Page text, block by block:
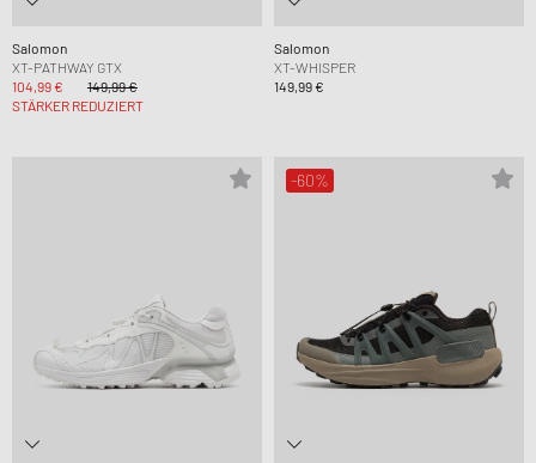
Salomon
XT-PATHWAY GTX
104,99 €
149,99 €
STÄRKER REDUZIERT
Salomon
XT-WHISPER
149,99 €
-60%